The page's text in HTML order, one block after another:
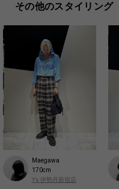
その他のスタイリング
Maegawa
170cm
Y’s 伊勢丹新宿店